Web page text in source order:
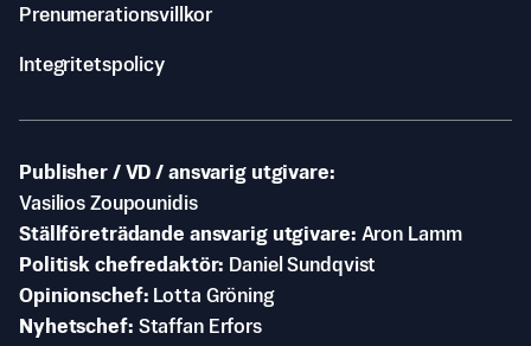
Prenumerationsvillkor
Integritetspolicy
Publisher / VD / ansvarig utgivare
Vasilios Zoupounidis
Ställföreträdande ansvarig utgivare Aron Lamm
Politisk chefredaktör
Daniel Sundqvist
Opinionschef
Lotta Gröning
Nyhetschef Staffan Erfors